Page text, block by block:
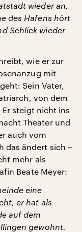
wieder an,
des Hafens hört
Schlick wieder
wie er zur
mit
Sein Vater,
von dem
steigt nicht ins
Theater und
auch vom
das ändert sich –
mehr als
Beate Meyer:
eine
er hat als
auf dem
gewohnt.